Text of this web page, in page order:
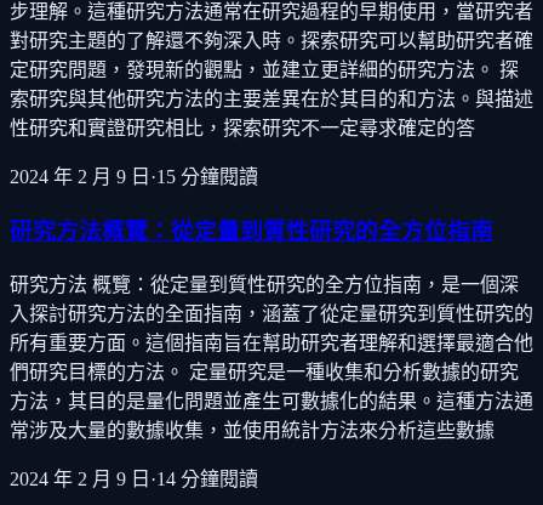
步理解。這種研究方法通常在研究過程的早期使用，當研究者
對研究主題的了解還不夠深入時。探索研究可以幫助研究者確
定研究問題，發現新的觀點，並建立更詳細的研究方法。 探
索研究與其他研究方法的主要差異在於其目的和方法。與描述
性研究和實證研究相比，探索研究不一定尋求確定的答
2024 年 2 月 9 日 ·15 分鐘閱讀
研究方法概覽：從定量到質性研究的全方位指南
研究方法 概覽：從定量到質性研究的全方位指南，是一個深
入探討研究方法的全面指南，涵蓋了從定量研究到質性研究的
所有重要方面。這個指南旨在幫助研究者理解和選擇最適合他
們研究目標的方法。 定量研究是一種收集和分析數據的研究
方法，其目的是量化問題並產生可數據化的結果。這種方法通
常涉及大量的數據收集，並使用統計方法來分析這些數據
2024 年 2 月 9 日 ·14 分鐘閱讀